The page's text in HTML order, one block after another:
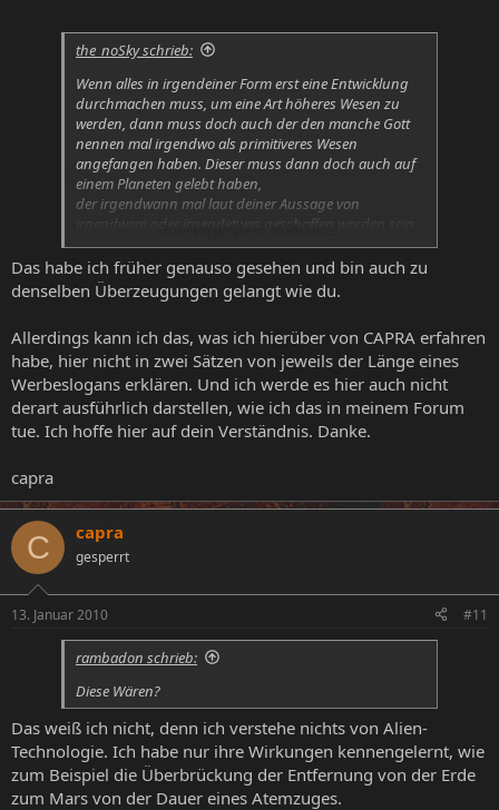
the_noSky schrieb:
Wenn alles in irgendeiner Form erst eine Entwicklung
durchmachen muss, um eine Art höheres Wesen zu
werden, dann muss doch auch der den manche Gott
nennen mal irgendwo als primitiveres Wesen
angefangen haben. Dieser muss dann doch auch auf
einem Planeten gelebt haben,
der irgendwann mal laut deiner Aussage von
irgendwem oder irgendetwas geschaffen worden sein
muss, oder wie siehst du das??
Das habe ich früher genauso gesehen und bin auch zu
denselben Überzeugungen gelangt wie du.
Allerdings kann ich das, was ich hierüber von CAPRA erfahren
habe, hier nicht in zwei Sätzen von jeweils der Länge eines
Werbeslogans erklären. Und ich werde es hier auch nicht
derart ausführlich darstellen, wie ich das in meinem Forum
tue. Ich hoffe hier auf dein Verständnis. Danke.
capra
C capra
gesperrt
13. Januar 2010 #11
rambadon schrieb:
Diese Wären?
Das weiß ich nicht, denn ich verstehe nichts von Alien-
Technologie. Ich habe nur ihre Wirkungen kennengelernt, wie
zum Beispiel die Überbrückung der Entfernung von der Erde
zum Mars von der Dauer eines Atemzuges.